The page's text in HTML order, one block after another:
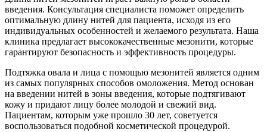
введения. Консультация специалиста поможет определить
оптимальную длину нитей для пациента, исходя из его
индивидуальных особенностей и желаемого результата. Наша
клиника предлагает высококачественные мезонити, которые
гарантируют безопасность и эффективность процедуры.
Подтяжка овала и лица с помощью мезонитей является одним
из самых популярных способов омоложения. Метод основан
на введении нитей в зоны введения, которые подтягивают
кожу и придают лицу более молодой и свежий вид.
Пациентам, которым уже прошло 30 лет, советуется
воспользоваться подобной косметической процедурой.